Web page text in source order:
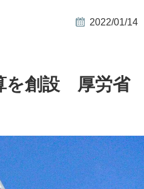
2022/01/14
を創設 厚労省